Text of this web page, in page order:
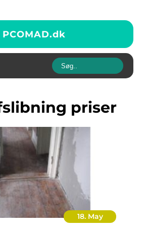
PCOMAD.dk
priser
18. May